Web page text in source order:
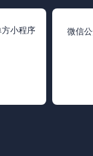
方小程序 微信